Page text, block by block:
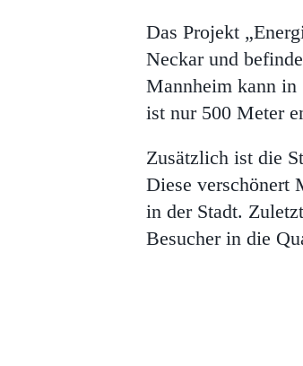
Das Projekt
Neckar und
Mannheim kann in
ist nur 500 Meter
Zusätzlich ist die
Diese verschönert
in der Stadt.
Besucher in die